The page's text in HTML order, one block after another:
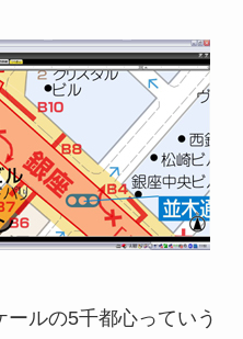
ルの5千都心っていう